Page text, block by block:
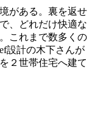
がある。裏を返せ
、どれだけ快適な
これまで数多くの
設計の木下さんが
２世帯住宅へ建て